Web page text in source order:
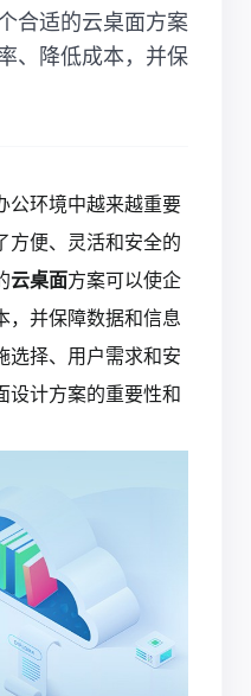
合适的云桌面方案
、降低成本，并保
公环境中越来越重要
方便、灵活和安全的
云桌面方案可以使企
，并保障数据和信息
选择、用户需求和安
设计方案的重要性和